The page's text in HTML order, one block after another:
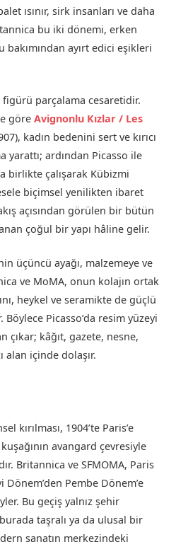
ısınır, sirk insanları ve daha
bu iki dönemi, erken
bakımından ayırt edici eşikleri
parçalama cesaretidir.
göre Avignonlu Kızlar / Les
kadın bedenini sert ve kırıcı
yarattı; ardından Picasso ile
birlikte çalışarak Kübizmi
biçimsel yenilikten ibaret
açısından görülen bir bütün
çoğul bir yapı hâline gelir.
üçüncü ayağı, malzemeye ve
ve MoMA, onun kolajın ortak
heykel ve seramikte de güçlü
Picasso’da resim yüzeyi
çıkar; kâğıt, gazete, nesne,
alan içinde dolaşır.
kırılması, 1904’te Paris’e
avangard çevresiyle
Britannica ve SFMOMA, Paris
Pembe Dönem’e
Bu geçiş yalnız şehir
taşralı ya da ulusal bir
sanatın merkezindeki